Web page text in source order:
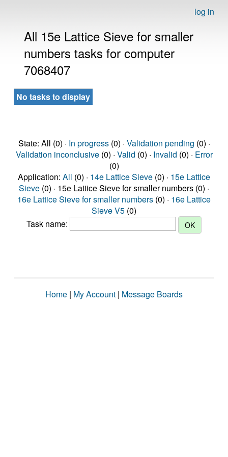
log in
All 15e Lattice Sieve for smaller
numbers tasks for computer
7068407
No tasks to display
State: All (0) · In progress(0) · Validation pending (0) ·
Validation inconclusive(0) · Valid (0) · Invalid (0) · Error
(0)
Application: All (0) · 14e Lattice Sieve (0) · 15e Lattice
Sieve (0) · 15e Lattice Sieve for smaller numbers (0) ·
16e Lattice Sieve for smaller numbers (0) · 16e Lattice
Sieve V5 (0)
Task name:
Home | My Account | Message Boards